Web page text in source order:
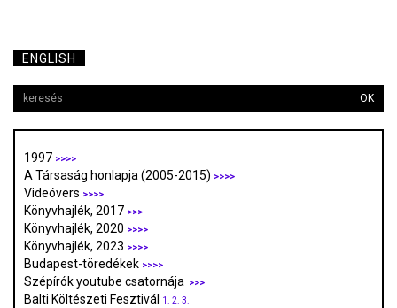
ENGLISH
OK
1997 >>>>
A Társaság honlapja (2005-2015) >>>>
Videóvers >>>>
Könyvhajlék, 2017 >>>
Könyvhajlék, 2020 >>>>
Könyvhajlék, 2023 >>>>
Budapest-töredékek >>>>
Szépírók youtube csatornája >>>
Balti Költészeti Fesztivál 1. 2. 3.